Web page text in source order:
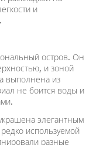
и
остров. Он
и зоной
выполнена из
не боится воды и
элегантным
используемой
разные